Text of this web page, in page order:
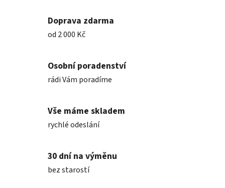
Doprava zdarma
od 2 000 Kč
Osobní poradenství
rádi Vám poradíme
Vše máme skladem
rychlé odeslání
30 dní na výměnu
bez starostí